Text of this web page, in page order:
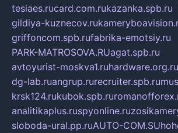
tesiaes.rucard.com.rukazanka.spb.ru
gildiya-kuznecov.ru
griffoncom.spb.rufabrika-emotsiy.ru
PARK-MATROSOVA.RUagat.spb.ru
avtoyurist-moskva1.ruhardware.org.ru
dg-lab.ruangrup.rurecruiter.spb.ru
krsk124.rukubok.spb.ru
analitikaplus.ruspyonline.ru
sloboda-ural.pp.ruAUTO-COM.SU